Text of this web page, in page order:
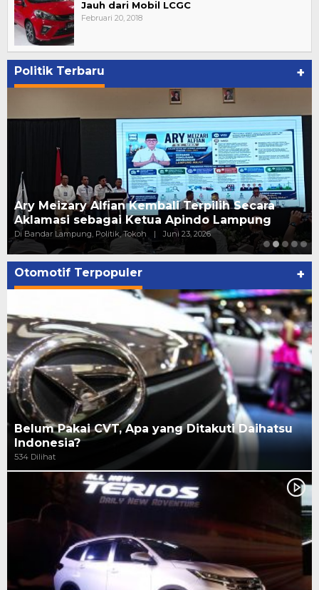
Jauh dari Mobil LCGC
Februari 20, 2018
Politik Terbaru +
Ary Meizary Alfian Kembali Terpilih Secara
Aklamasi sebagai Ketua Apindo Lampung
Di Bandar Lampung, Politik, Tokoh | Juni 23, 2026
Otomotif Terpopuler +
Belum Pakai CVT, Apa yang Ditakuti Daihatsu
Indonesia?
534 Dilihat